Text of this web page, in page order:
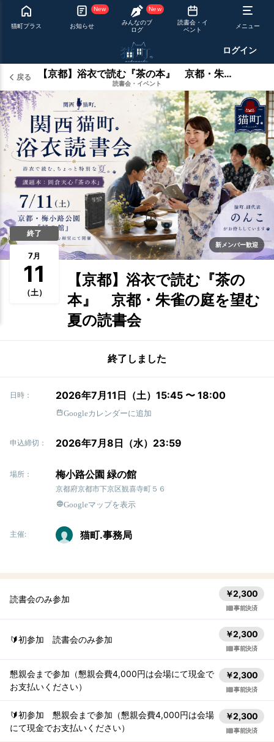
猫町プラス
New
お知らせ
New
みんなのブ
ログ
読書会・イ
ベント
メニュー
ログイン
戻る 【京都】浴衣で読む『茶の本』 京都・朱雀の庭を望む夏の読書会
読書会・イベント
新メンバー歓迎
終了
7月
11
（土）
【京都】浴衣で読む『茶の
本』 京都・朱雀の庭を望む
夏の読書会
終了しました
日時： 2026年7月11日（土）15:45 〜 18:00
Googleカレンダーに追加
申込締切： 2026年7月8日（水）23:59
場所： 梅小路公園 緑の館
京都府京都市下京区観喜寺町５６
Googleマップを表示
主催: 猫町.事務局
読書会のみ参加
￥2,300
事前決済
🔰初参加 読書会のみ参加
￥2,300
事前決済
懇親会まで参加（懇親会費4,000円は会場にて現金で
お支払いください）
￥2,300
事前決済
🔰初参加 懇親会まで参加（懇親会費4,000円は会場
にて現金でお支払いください）
￥2,300
事前決済